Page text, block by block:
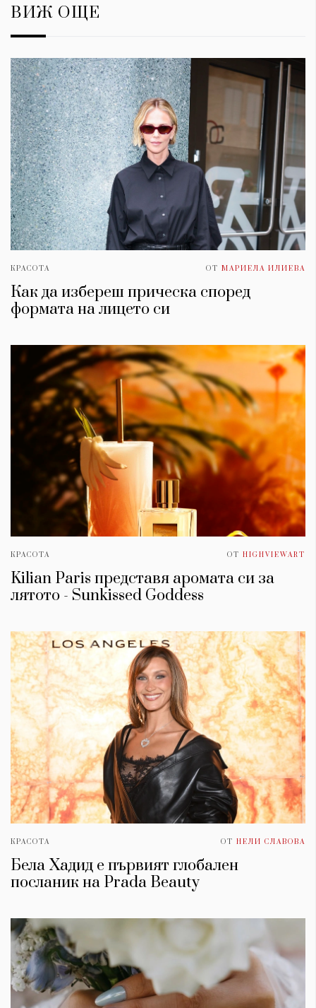
ВИЖ ОЩЕ
КРАСОТА ОТ МАРИЕЛА ИЛИЕВА
Как да избереш прическа според
формата на лицето си
КРАСОТА ОТ HIGHVIEWART
Kilian Paris представя аромата си за
лятото - Sunkissed Goddess
КРАСОТА ОТ НЕЛИ СЛАВОВА
Бела Хадид е първият глобален
посланик на Prada Beauty